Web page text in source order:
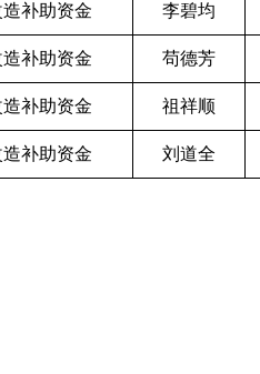
补助资金 李碧均
补助资金 苟德芳
补助资金 祖祥顺
补助资金 刘道全